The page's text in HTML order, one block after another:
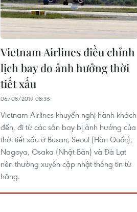
Vietnam Airlines điều chỉnh
lịch bay do ảnh hưởng thời
tiết xấu
06/08/2019 08:36
Vietnam Airlines khuyến nghị hành khách
đến, đi từ các sân bay bị ảnh hưởng của
thời tiết xấu ở Busan, Seoul (Hàn Quốc),
Nagoya, Osaka (Nhật Bản) và Đà Lạt
nên thường xuyên cập nhật thông tin từ
hãng.